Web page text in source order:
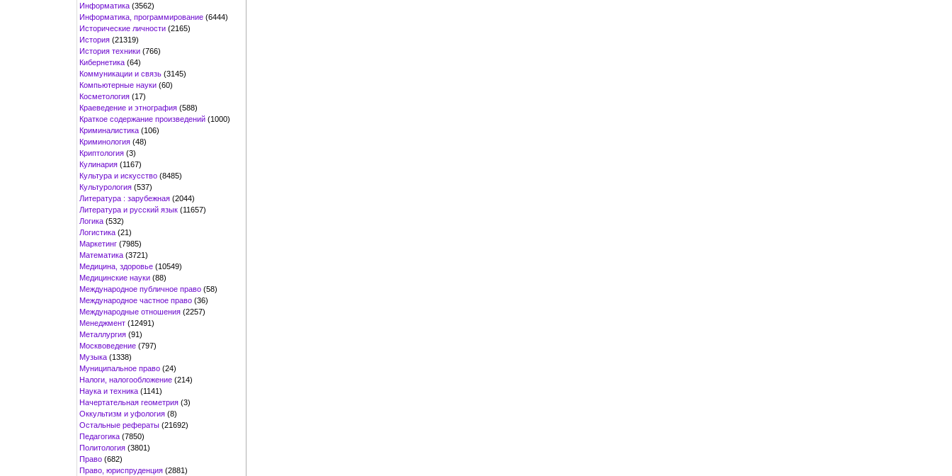
Информатика (3562)
Информатика, программирование (6444)
Исторические личности (2165)
История (21319)
История техники (766)
Кибернетика (64)
Коммуникации и связь (3145)
Компьютерные науки (60)
Косметология (17)
Краеведение и этнография (588)
Краткое содержание произведений (1000)
Криминалистика (106)
Криминология (48)
Криптология (3)
Кулинария (1167)
Культура и искусство (8485)
Культурология (537)
Литература : зарубежная (2044)
Литература и русский язык (11657)
Логика (532)
Логистика (21)
Маркетинг (7985)
Математика (3721)
Медицина, здоровье (10549)
Медицинские науки (88)
Международное публичное право (58)
Международное частное право (36)
Международные отношения (2257)
Менеджмент (12491)
Металлургия (91)
Москвоведение (797)
Музыка (1338)
Муниципальное право (24)
Налоги, налогообложение (214)
Наука и техника (1141)
Начертательная геометрия (3)
Оккультизм и уфология (8)
Остальные рефераты (21692)
Педагогика (7850)
Политология (3801)
Право (682)
Право, юриспруденция (2881)